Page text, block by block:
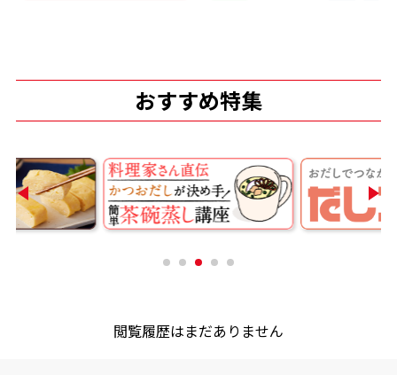
『踊り節』
鰹節屋の
だしパック
おすすめ特集
閲覧履歴はまだありません